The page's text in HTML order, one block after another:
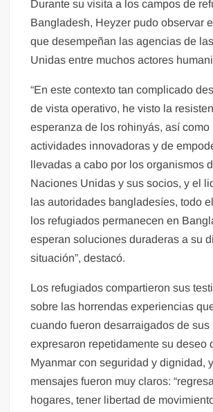
Durante su visita a los campos de
Bangladesh, Heyzer pudo observar
que desempeñan las agencias de
Unidas entre muchos actores
“En este contexto tan complicado
de vista operativo, he visto la
esperanza de los rohinyás, así como
actividades innovadoras y de
llevadas a cabo por los organismos
Naciones Unidas y sus socios, y el
las autoridades bangladesíes, todo
los refugiados permanecen en
esperan soluciones duraderas a su
situación”, destacó.
Los refugiados compartieron sus
sobre las horrendas experiencias
cuando fueron desarraigados de sus
expresaron repetidamente su deseo
Myanmar con seguridad y dignidad,
mensajes fueron muy claros:
hogares, tener libertad de